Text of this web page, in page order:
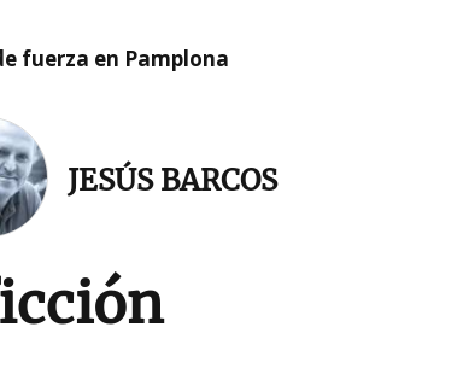
fuerza en Pamplona
JESÚS BARCOS